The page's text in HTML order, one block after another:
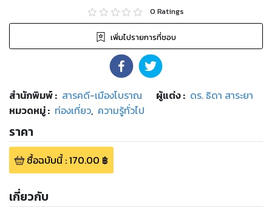
0 Ratings
เพิ่มไปรายการที่ชอบ
สำนักพิมพ์: สารคดี-เมืองโบราณ ผู้แต่ง : ดร. ธิดา สาระยา
หมวดหมู่: ท่องเที่ยว, ความรู้ทั่วไป
ราคา
ซื้อฉบับนี้:170.00 ฿
เกี่ยวกับ